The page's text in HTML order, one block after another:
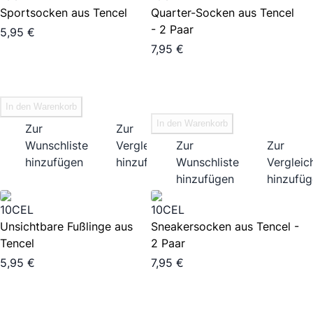
Sportsocken aus Tencel
5,95 €
In den Warenkorb
Zur
Wunschliste
hinzufügen
Zur
Vergleichsliste
hinzufügen
Quarter-Socken aus Tencel
- 2 Paar
7,95 €
In den Warenkorb
Zur
Wunschliste
hinzufügen
Zur
10CEL
Unsichtbare Fußlinge aus
Tencel
5,95 €
10CEL
Sneakersocken aus Tencel -
2 Paar
7,95 €